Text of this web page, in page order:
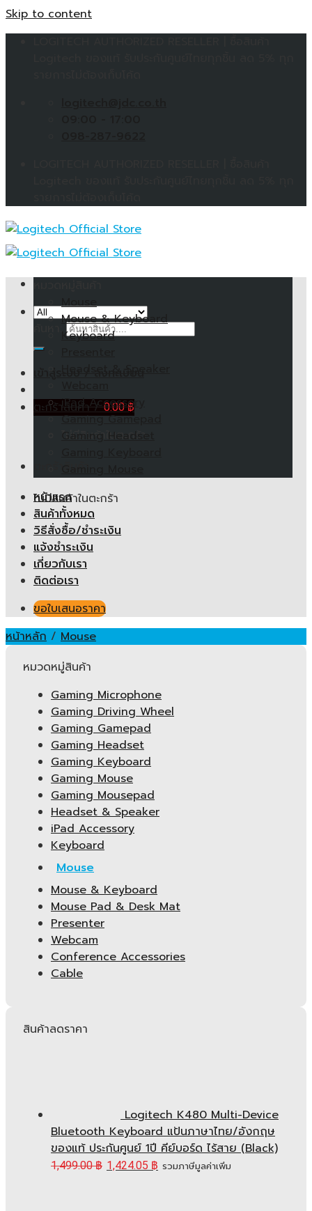
Skip to content
ตะกร้าสินค้า /0.00฿
ไม่มีสินค้าในตะกร้า
ไม่มีสินค้าในตะกร้า
Mouse
Mouse & Keyboard
Keyboard
iPad Accessory
Gaming Gamepad
Gaming Headset
หน้าแรก
สินค้าทั้งหมด
วิธีสั่งซื้อ/ชำระเงิน
แจ้งชำระเงิน
เกี่ยวกับเรา
ติดต่อเรา
ขอใบเสนอราคา
หน้าหลัก / Mouse
หมวดหมู่สินค้า
Gaming Microphone
Gaming Driving Wheel
Gaming Gamepad
Gaming Headset
Gaming Keyboard
Gaming Mouse
Gaming Mousepad
Headset & Speaker
iPad Accessory
Keyboard
Mouse
Mouse & Keyboard
Mouse Pad & Desk Mat
Presenter
Webcam
Conference Accessories
Cable
สินค้าลดราคา
Logitech K480 Multi-Device
Bluetooth Keyboard แป้นภาษาไทย/อังกฤษ
ของแท้ ประกันศูนย์ 1ปี คีย์บอร์ด ไร้สาย (Black)
1,499.00฿ 1,424.05 ฿ รวมภาษีมูลค่าเพิ่ม